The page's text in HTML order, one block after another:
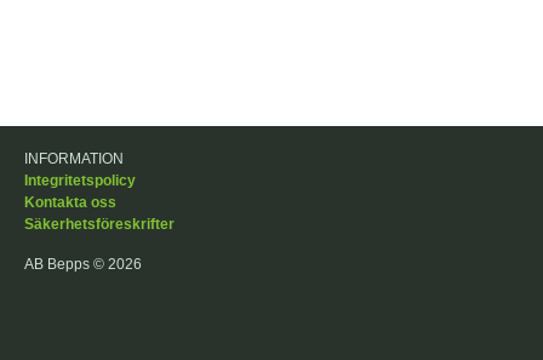
INFORMATION
Integritetspolicy
Kontakta oss
Säkerhetsföreskrifter
AB Bepps © 2026